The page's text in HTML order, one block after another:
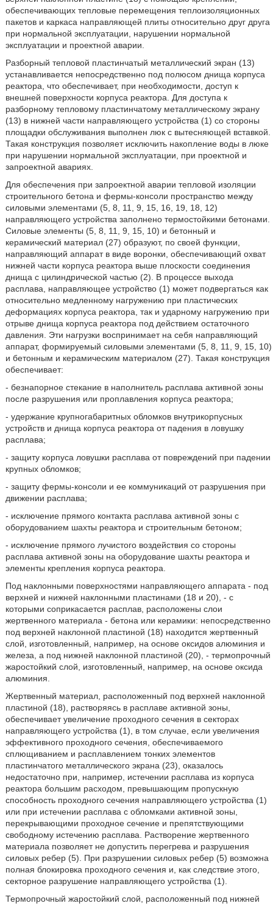
обеспечивающих тепловые перемещения теплоизоляционных
пакетов и каркаса направляющей плиты относительно друг друга
при нормальной эксплуатации, нарушении нормальной
эксплуатации и проектной аварии.
Разборный тепловой пластинчатый металлический экран (13)
устанавливается непосредственно под полюсом днища корпуса
реактора, что обеспечивает, при необходимости, доступ к
внешней поверхности корпуса реактора. Для доступа к
разборному тепловому пластинчатому металлическому экрану
(13) в нижней части направляющего устройства (1) со стороны
площадки обслуживания выполнен люк с вытесняющей вставкой.
Такая конструкция позволяет исключить накопление воды в люке
при нарушении нормальной эксплуатации, при проектной и
запроектной авариях.
Для обеспечения при запроектной аварии тепловой изоляции
строительного бетона и фермы-консоли пространство между
силовыми элементами (5, 8, 11, 9, 15, 16, 19, 18, 12)
направляющего устройства заполнено термостойкими бетонами.
Силовые элементы (5, 8, 11, 9, 15, 10) и бетонный и
керамический материал (27) образуют, по своей функции,
направляющий аппарат в виде воронки, обеспечивающий охват
нижней части корпуса реактора выше плоскости соединения
днища с цилиндрической частью (2). В процессе выхода
расплава, направляющее устройство (1) может подвергаться как
относительно медленному нагружению при пластических
деформациях корпуса реактора, так и ударному нагружению при
отрыве днища корпуса реактора под действием остаточного
давления. Эти нагрузки воспринимает на себя направляющий
аппарат, формируемый силовыми элементами (5, 8, 11, 9, 15, 10)
и бетонным и керамическим материалом (27). Такая конструкция
обеспечивает:
- безнапорное стекание в наполнитель расплава активной зоны
после разрушения или проплавления корпуса реактора;
- удержание крупногабаритных обломков внутрикорпусных
устройств и днища корпуса реактора от падения в ловушку
расплава;
- защиту корпуса ловушки расплава от повреждений при падении
крупных обломков;
- защиту фермы-консоли и ее коммуникаций от разрушения при
движении расплава;
- исключение прямого контакта расплава активной зоны с
оборудованием шахты реактора и строительным бетоном;
- исключение прямого лучистого воздействия со стороны
расплава активной зоны на оборудование шахты реактора и
элементы крепления корпуса реактора.
Под наклонными поверхностями направляющего аппарата - под
верхней и нижней наклонными пластинами (18 и 20), - с
которыми соприкасается расплав, расположены слои
жертвенного материала - бетона или керамики: непосредственно
под верхней наклонной пластиной (18) находится жертвенный
слой, изготовленный, например, на основе оксидов алюминия и
железа, а под нижней наклонной пластиной (20), - термопрочный
жаростойкий слой, изготовленный, например, на основе оксида
алюминия.
Жертвенный материал, расположенный под верхней наклонной
пластиной (18), растворяясь в расплаве активной зоны,
обеспечивает увеличение проходного сечения в секторах
направляющего устройства (1), в том случае, если увеличения
эффективного проходного сечения, обеспечиваемого
сплющиванием и расплавлением тонких элементов
пластинчатого металлического экрана (23), оказалось
недостаточно при, например, истечении расплава из корпуса
реактора большим расходом, превышающим пропускную
способность проходного сечения направляющего устройства (1)
или при истечении расплава с обломками активной зоны,
перекрывающими проходное сечение и препятствующими
свободному истечению расплава. Растворение жертвенного
материала позволяет не допустить перегрева и разрушения
силовых ребер (5). При разрушении силовых ребер (5) возможна
полная блокировка проходного сечения и, как следствие этого,
секторное разрушение направляющего устройства (1).
Термопрочный жаростойкий слой, расположенный под нижней